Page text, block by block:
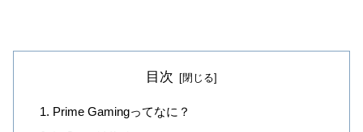
目次
Prime Gamingってなに？